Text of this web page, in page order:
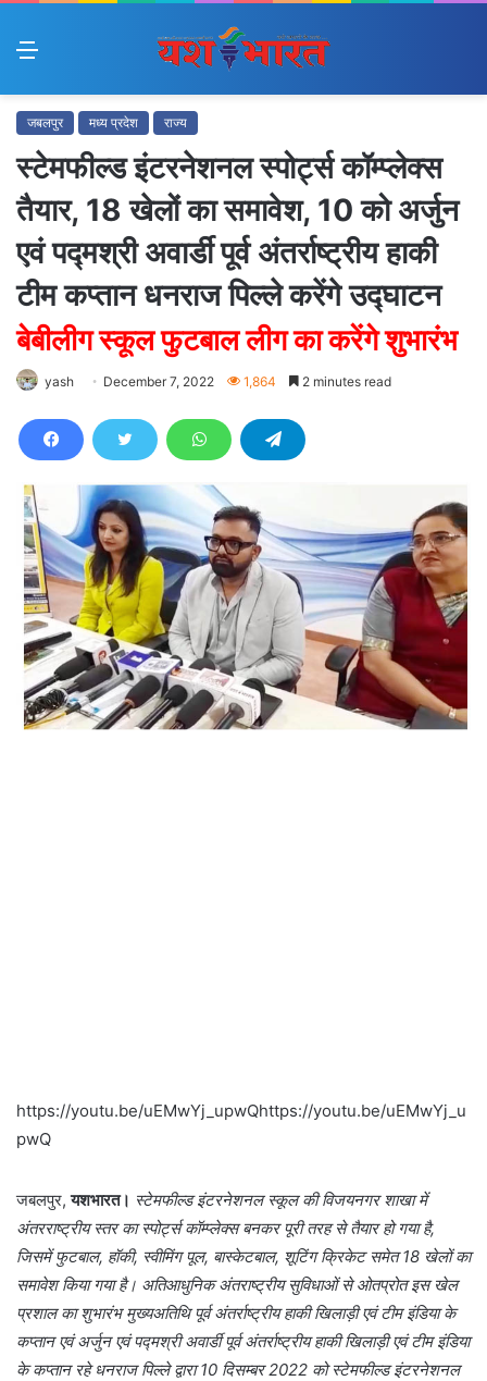
Menu
जबलपुर मध्य प्रदेश राज्य
स्टेमफील्ड इंटरनेशनल स्पोर्ट्स कॉम्प्लेक्स
तैयार, 18 खेलों का समावेश, 10 को अर्जुन
एवं पद्मश्री अवार्डी पूर्व अंतर्राष्ट्रीय हाकी
टीम कप्तान धनराज पिल्ले करेंगे उद्घाटन
बेबीलीग स्कूल फुटबाल लीग का करेंगे शुभारंभ
yash December 7, 2022 1,864 2 minutes read
https://youtu.be/uEMwYj_upwQhttps://youtu.be/uEMwYj_u
pwQ
जबलपुर, यशभारत। स्टेमफील्ड इंटरनेशनल स्कूल की विजयनगर शाखा में
अंतरराष्ट्रीय स्तर का स्पोर्ट्स कॉम्प्लेक्स बनकर पूरी तरह से तैयार हो गया है,
जिसमें फुटबाल, हॉकी, स्वीमिंग पूल, बास्केटबाल, शूटिंग क्रिकेट समेत 18 खेलों का
समावेश किया गया है। अतिआधुनिक अंतराष्ट्रीय सुविधाओं से ओतप्रोत इस खेल
प्रशाल का शुभारंभ मुख्यअतिथि पूर्व अंतर्राष्ट्रीय हाकी खिलाड़ी एवं टीम इंडिया के
कप्तान एवं अर्जुन एवं पद्मश्री अवार्डी पूर्व अंतर्राष्ट्रीय हाकी खिलाड़ी एवं टीम इंडिया
के कप्तान रहे धनराज पिल्ले द्वारा 10 दिसम्बर 2022 को स्टेमफील्ड इंटरनेशनल